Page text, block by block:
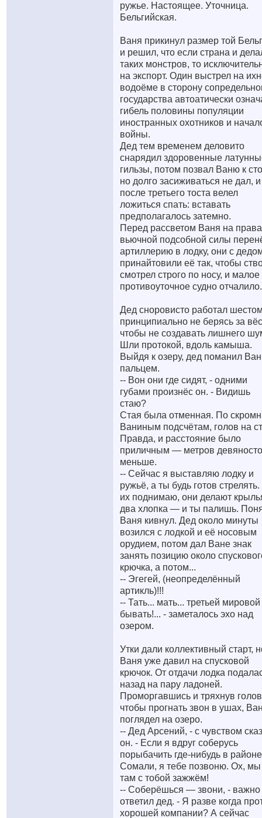
ружье. Настоящее. Уточница.
Бельгийская.
Ваня прикинул размер той
и решил, что если страна и
таких монстров, то
на экспорт. Один выстрел на
водоёме в сторону
государства автоатически
гибель половины популяции
иностранных охотников и
войны.
Дед тем временем деловито
снарядил здоровенные
гильзы, потом позвал Ваню к
но долго засиживаться не дал, и
после третьего тоста велел
ложиться спать: вставать
предполагалось затемно.
Перед рассветом Ваня на
вьючной подсобной силы
артиллерию в лодку, они с
принайтовили её так, чтобы
смотрел строго по носу, и малое
противоуточное судно отчалило.
Дед сноровисто работал
принципиально не берясь за
чтобы не создавать лишнего
Шли протокой, вдоль камыша.
Выйдя к озеру, дед поманил
пальцем.
-- Вон они где сидят, - одними
губами произнёс он. - Видишь
стаю?
Стая была отменная. По
Ваниным подсчётам, голов на
Правда, и расстояние было
приличным — метров
меньше.
-- Сейчас я выставляю лодку и
ружьё, а ты будь готов
их поднимаю, они делают
два хлопка — и ты палишь.
Ваня кивнул. Дед около минуты
возился с лодкой и её носовым
орудием, потом дал Ване знак
занять позицию около
крючка, а потом...
-- Эгегей, (неопределённый
артикль)!!!
-- Тать... мать... третьей
бывать!... - заметалось эхо над
озером.
Утки дали коллективный старт,
Ваня уже давил на спусковой
крючок. От отдачи лодка
назад на пару ладоней.
Проморгавшись и тряхнув
чтобы прогнать звон в ушах,
поглядел на озеро.
-- Дед Арсений, - с чувством
он. - Если я вдруг соберусь
порыбачить где-нибудь в районе
Сомали, я тебе позвоню. Ох, мы
там с тобой зажжём!
-- Соберёшься — звони, - важно
ответил дед. - Я разве когда
хорошей компании? А сейчас